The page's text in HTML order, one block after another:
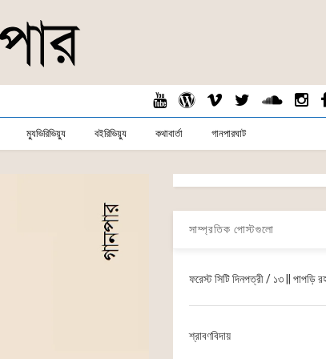
ম্যুভিরিভিয়্যু বইরিভিয়্যু কথাবার্তা গানপারঘাট
সাম্প্রতিক পোস্টগুলো
ফরেস্ট সিটি দিনপত্রী / ১৩ || পাপড়ি
শ্রাবণবিদায়